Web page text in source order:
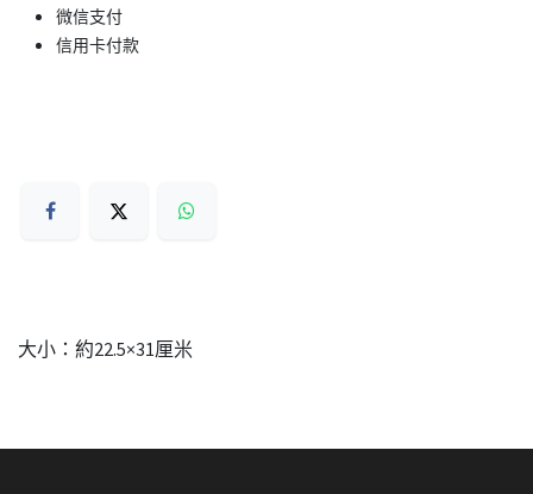
微信支付
信用卡付款
大小：約22.5×31厘米